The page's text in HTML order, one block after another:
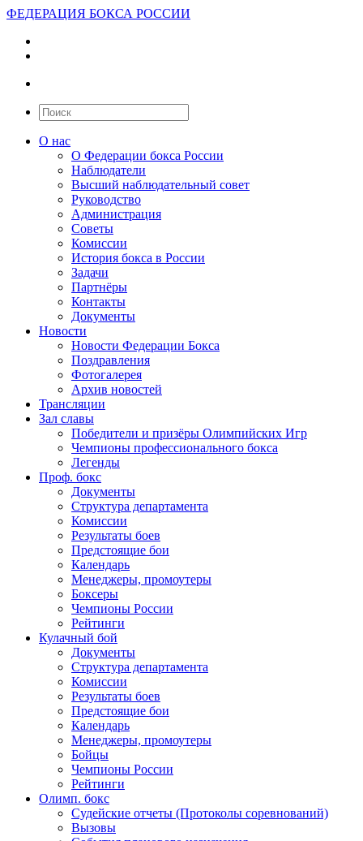
ФЕДЕРАЦИЯ БОКСА РОССИИ
О нас
О Федерации бокса России
Наблюдатели
Высший наблюдательный совет
Руководство
Администрация
Советы
Комиссии
История бокса в России
Задачи
Партнёры
Контакты
Документы
Новости
Новости Федерации Бокса
Поздравления
Фотогалерея
Архив новостей
Трансляции
Зал славы
Победители и призёры Олимпийских Игр
Чемпионы профессионального бокса
Легенды
Проф. бокс
Документы
Структура департамента
Комиссии
Результаты боев
Предстоящие бои
Календарь
Менеджеры, промоутеры
Боксеры
Чемпионы России
Рейтинги
Кулачный бой
Документы
Структура департамента
Комиссии
Результаты боев
Предстоящие бои
Календарь
Менеджеры, промоутеры
Бойцы
Чемпионы России
Рейтинги
Олимп. бокс
Судейские отчеты (Протоколы соревнований)
Вызовы